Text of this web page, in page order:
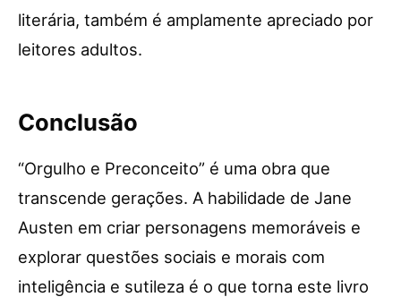
literária, também é amplamente apreciado por
leitores adultos.
Conclusão
“Orgulho e Preconceito” é uma obra que
transcende gerações. A habilidade de Jane
Austen em criar personagens memoráveis e
explorar questões sociais e morais com
inteligência e sutileza é o que torna este livro